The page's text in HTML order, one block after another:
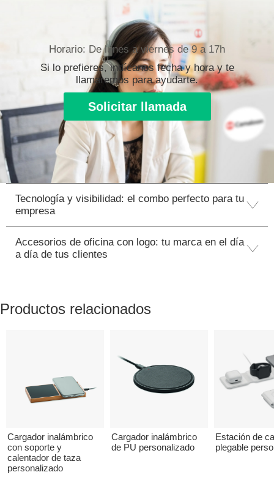
Horario: De lunes a viernes de 9 a 17h
Si lo prefieres, indícanos fecha y hora y te
llamaremos para ayudarte.
Solicitar llamada
Tecnología y visibilidad: el combo perfecto para tu
empresa
Accesorios de oficina con logo: tu marca en el día
a día de tus clientes
Productos relacionados
Cargador inalámbrico
con soporte y
calentador de taza
personalizado
Cargador inalámbrico
de PU personalizado
Estación de
plegable